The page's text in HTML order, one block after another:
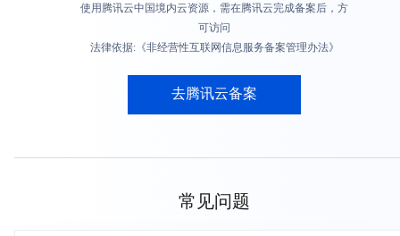
使用腾讯云中国境内云资源，需在腾讯云完成备案后，方
可访问
法律依据:《非经营性互联网信息服务备案管理办法》
去腾讯云备案
常见问题